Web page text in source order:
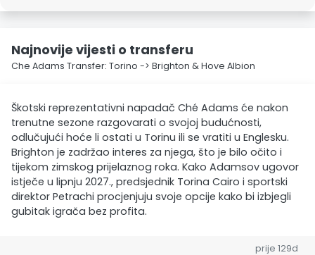
Najnovije vijesti o transferu
Che Adams Transfer: Torino -> Brighton & Hove Albion
Škotski reprezentativni napadač Ché Adams će nakon
trenutne sezone razgovarati o svojoj budućnosti,
odlučujući hoće li ostati u Torinu ili se vratiti u Englesku.
Brighton je zadržao interes za njega, što je bilo očito i
tijekom zimskog prijelaznog roka. Kako Adamsov ugovor
istječe u lipnju 2027., predsjednik Torina Cairo i sportski
direktor Petrachi procjenjuju svoje opcije kako bi izbjegli
gubitak igrača bez profita.
prije 129d